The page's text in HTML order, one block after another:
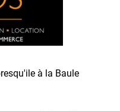
à la Baule